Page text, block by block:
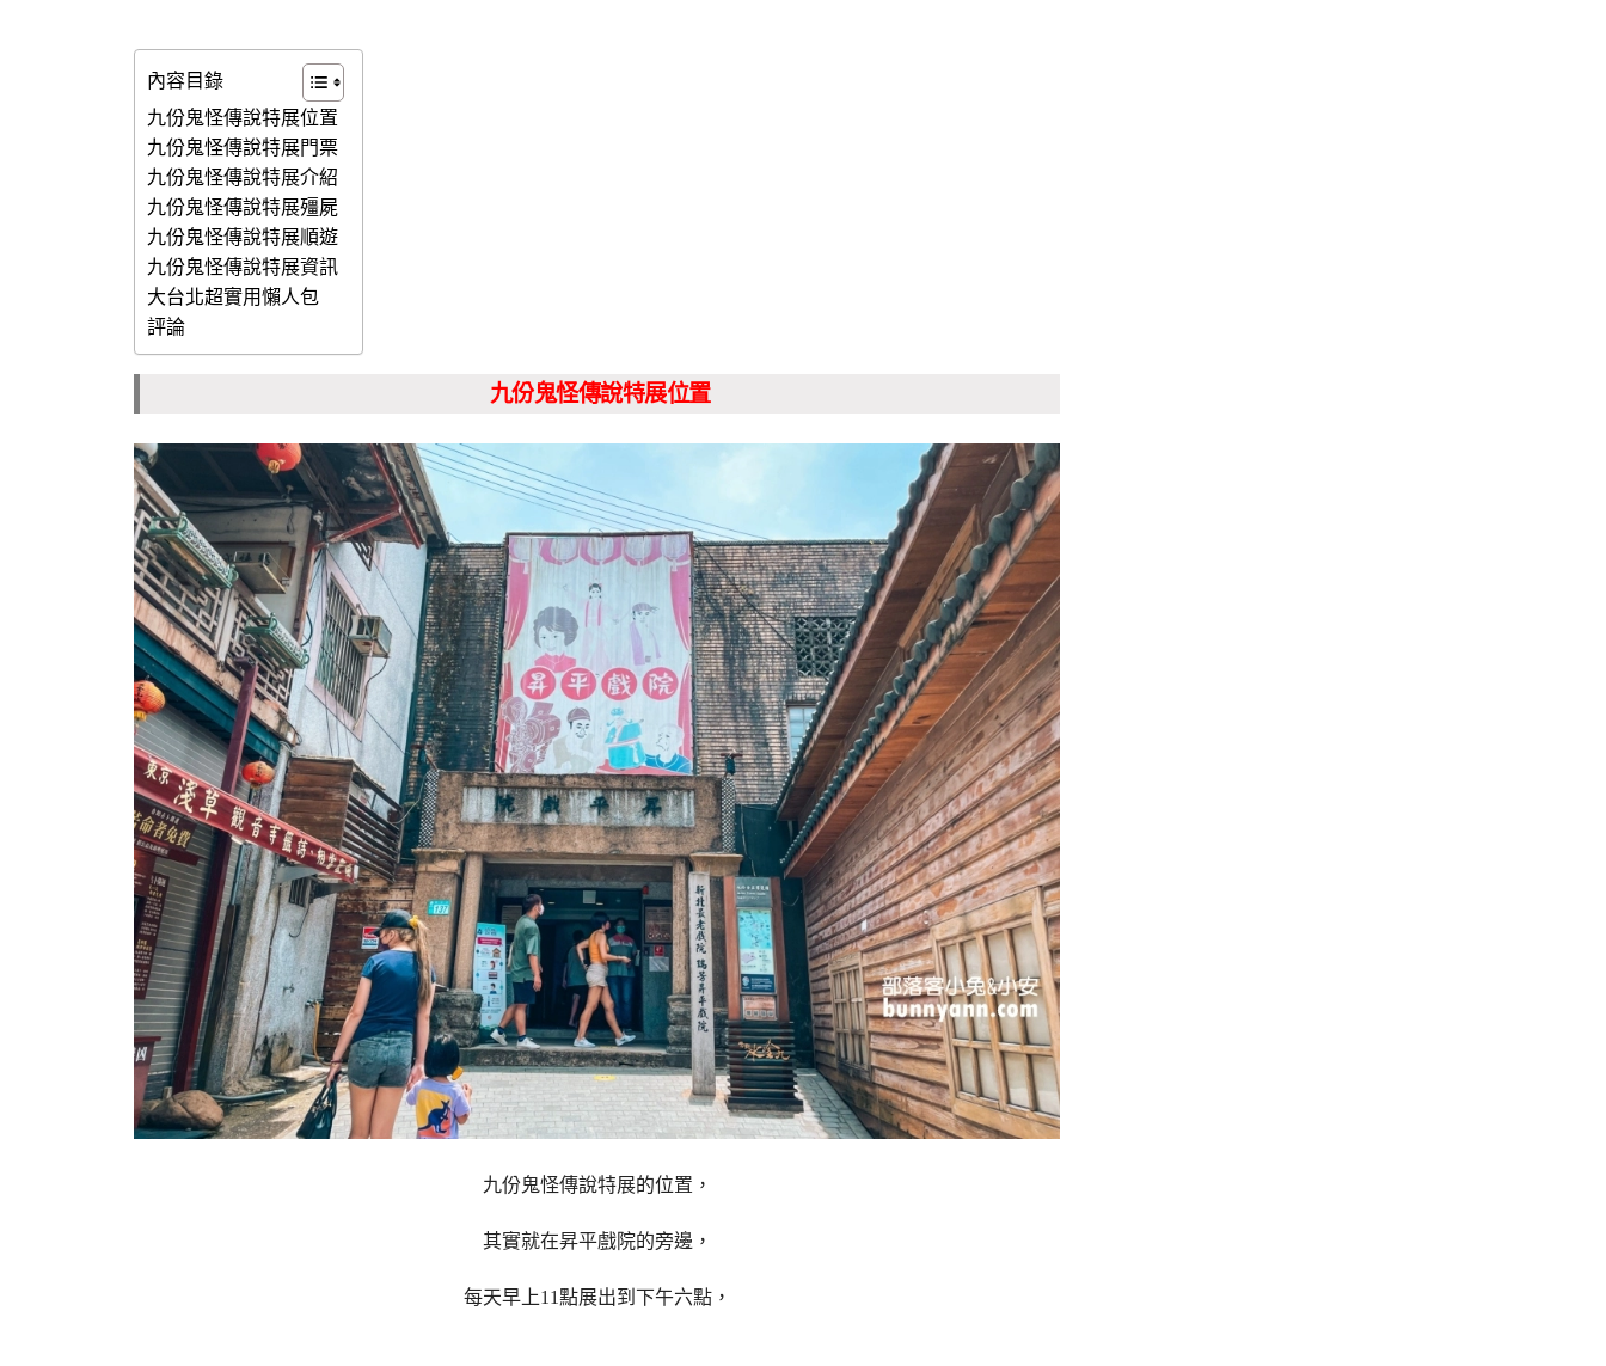
內容目錄
九份鬼怪傳說特展位置
九份鬼怪傳說特展門票
九份鬼怪傳說特展介紹
九份鬼怪傳說特展殭屍
九份鬼怪傳說特展順遊
九份鬼怪傳說特展資訊
大台北超實用懶人包
評論
九份鬼怪傳說特展位置
九份鬼怪傳說特展的位置，
其實就在昇平戲院的旁邊，
每天早上11點展出到下午六點，